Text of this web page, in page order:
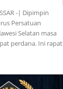
-| Dipimpin
Persatuan
Selatan masa
perdana. Ini rapat